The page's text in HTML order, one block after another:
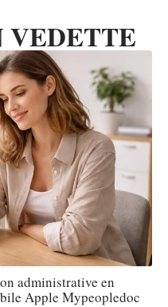
VEDETTE
administrative en
Apple Mypeopledoc